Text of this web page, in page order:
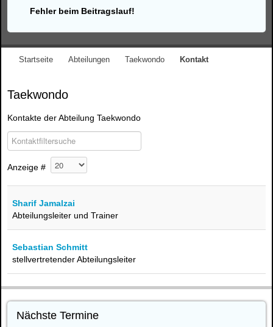
Fehler beim Beitragslauf!
Startseite Abteilungen Taekwondo Kontakt
Taekwondo
Kontakte der Abteilung Taekwondo
Versteckt COM_CONTACT_1_FILTER_LABEL
Anzeige #
Sharif Jamalzai
Abteilungsleiter und Trainer
Sebastian Schmitt
stellvertretender Abteilungsleiter
Nächste Termine